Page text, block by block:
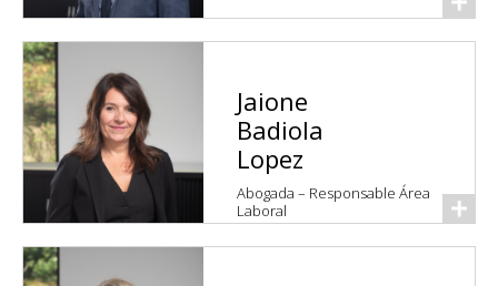
Jaione
Badiola
Lopez
Abogada – Responsable Área
Laboral